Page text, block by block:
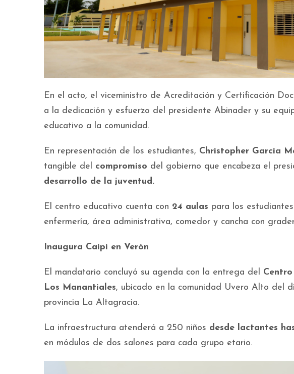
En el acto, el viceministro de Acreditación y Certificación
a la dedicación y esfuerzo del presidente Abinader y su
educativo a la comunidad.
En representación de los estudiantes, Christopher García
tangible del compromiso del gobierno que encabeza el
desarrollo de la juventud.
El centro educativo cuenta con 24 aulas para los
enfermería, área administrativa, comedor y cancha con
Inaugura Caipi en Verón
El mandatario concluyó su agenda con la entrega del
Los Manantiales, ubicado en la comunidad Uvero Alto del
provincia La Altagracia.
La infraestructura atenderá a 250 niños desde lactantes
en módulos de dos salones para cada grupo etario.